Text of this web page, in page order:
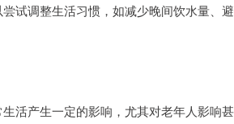
试调整生活习惯，如减少晚间饮水量、
活产生一定的影响，尤其对老年人影响